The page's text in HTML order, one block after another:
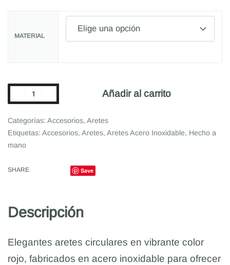
MATERIAL
Añadir al carrito
Categorías: Accesorios, Aretes
Etiquetas: Accesorios, Aretes, Aretes Acero Inoxidable, Hecho a
mano
SHARE Save
Descripción
Elegantes aretes circulares en vibrante color
rojo, fabricados en acero inoxidable para ofrecer